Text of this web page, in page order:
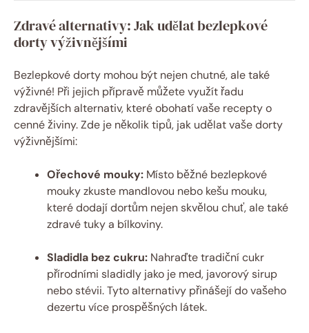
Zdravé alternativy: Jak udělat bezlepkové
dorty výživnějšími
Bezlepkové dorty mohou být nejen chutné, ale také
výživné! Při jejich přípravě můžete využít řadu
zdravějších alternativ, které obohatí vaše recepty o
cenné živiny. Zde je několik tipů, jak udělat vaše dorty
výživnějšími:
Ořechové mouky: Místo běžné bezlepkové
mouky zkuste mandlovou nebo kešu mouku,
které dodají dortům nejen skvělou chuť, ale také
zdravé tuky a bílkoviny.
Sladidla bez cukru: Nahraďte tradiční cukr
přírodními sladidly jako je med, javorový sirup
nebo stévii. Tyto alternativy přinášejí do vašeho
dezertu více prospěšných látek.